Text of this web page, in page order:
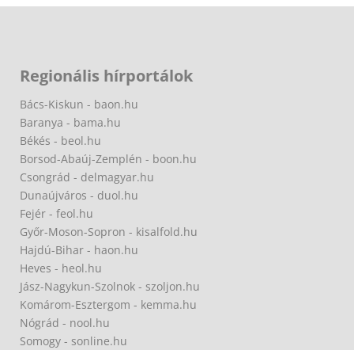
Regionális hírportálok
Bács-Kiskun - baon.hu
Baranya - bama.hu
Békés - beol.hu
Borsod-Abaúj-Zemplén - boon.hu
Csongrád - delmagyar.hu
Dunaújváros - duol.hu
Fejér - feol.hu
Győr-Moson-Sopron - kisalfold.hu
Hajdú-Bihar - haon.hu
Heves - heol.hu
Jász-Nagykun-Szolnok - szoljon.hu
Komárom-Esztergom - kemma.hu
Nógrád - nool.hu
Somogy - sonline.hu